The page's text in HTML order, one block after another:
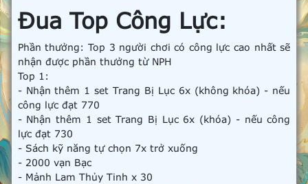
Đua Top Công Lực:
Phần thưởng: Top 3 người chơi có công lực cao nhất sẽ
nhận được phần thưởng từ NPH
Top 1:
- Nhận thêm 1 set Trang Bị Lục 6x (không khóa) - nếu
công lực đạt 770
- Nhận thêm 1 set Trang Bị Lục 6x (khóa) - nếu công
lực đạt 730
- Sách kỹ năng tự chọn 7x trở xuống
- 2000 vạn Bạc
- Mảnh Lam Thủy Tinh x 30